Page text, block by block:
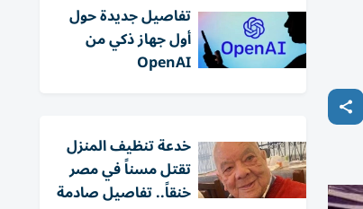
تفاصيل جديدة حول
أول جهاز ذكي من
OpenAI
خدعة تنظيف المنزل
تقتل مسناً في مصر
خنقاً.. تفاصيل صادمة